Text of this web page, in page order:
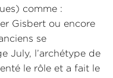
comme :
Gisbert ou encore
se
July, l’archétype de
le rôle et a fait le